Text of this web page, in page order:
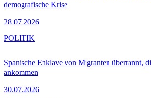
demografische Krise
28.07.2026
Spanische Enklave von Migranten überrannt,
ankommen
30.07.2026
POLITIK